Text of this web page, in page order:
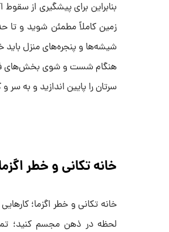
بنابراین برای پیشگیری از سقوط
زمین کاملاً مطمئن شوید و تا
شیشه‌ها و پنجره‌های منزل باید
سرتان را پایین اندازید و به
خانه تکانی و خطر
خانه تکانی و خطر اگزما؛
لحظه در ذهن مجسم کنید؛